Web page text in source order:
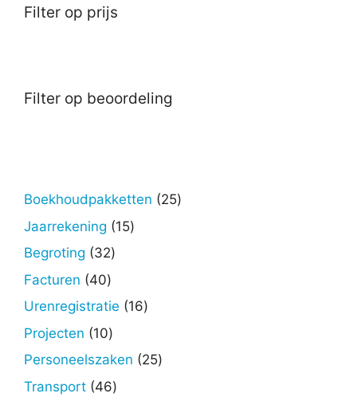
Filter op prijs
Filter op beoordeling
Boekhoudpakketten 2525
Jaarrekening 1515
Begroting 3232
Facturen 4040
producten
Urenregistratie 1616
Projecten 1010
producten
Personeelszaken 2525
Transport 4646